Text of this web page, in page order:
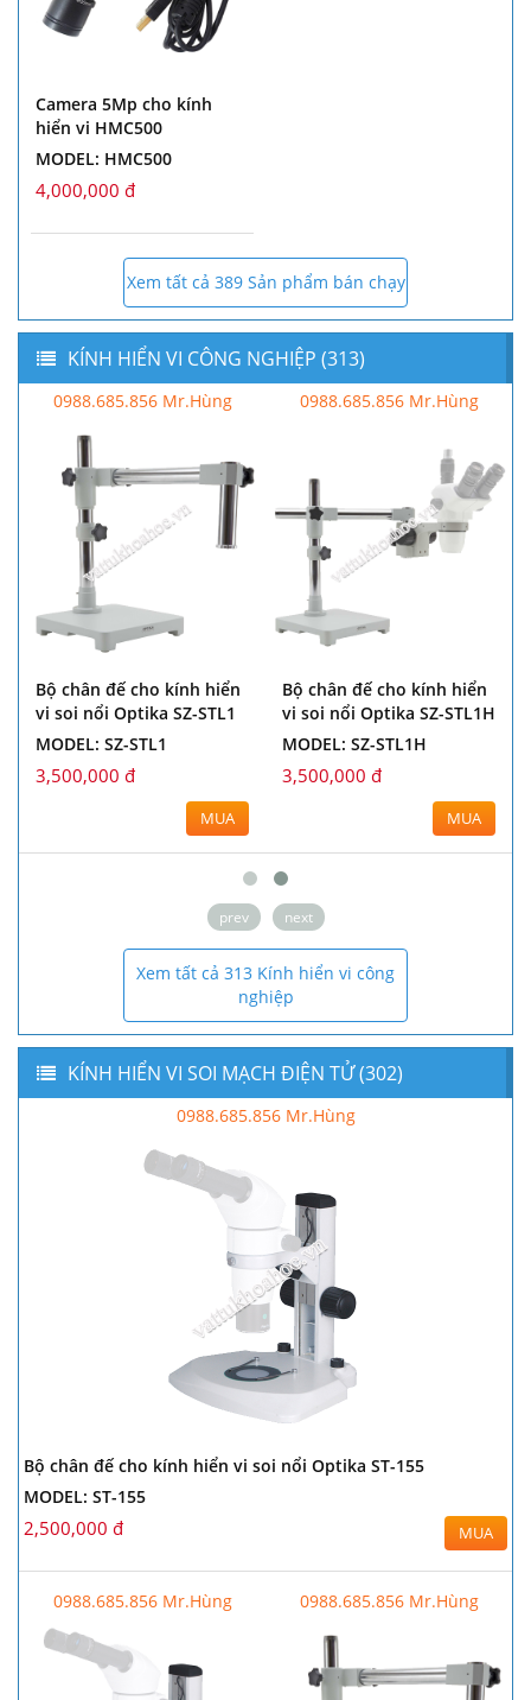
Camera 5Mp cho kính
hiển vi HMC500
MODEL: HMC500
4,000,000 đ
Xem tất cả 389 Sản phẩm bán chạy
KÍNH HIỂN VI CÔNG NGHIỆP (313)
0988.685.856 Mr.Hùng
Bộ chân đế cho kính hiển
vi soi nổi Optika SZ-STL1
MODEL: SZ-STL1
3,500,000 đ
MUA
0988.685.856 Mr.Hùng
Bộ chân đế cho kính hiển
vi soi nổi Optika SZ-STL1H
MODEL: SZ-STL1H
3,500,000 đ
MUA
prev next
Xem tất cả 313 Kính hiển vi công
nghiệp
KÍNH HIỂN VI SOI MẠCH ĐIỆN TỬ (302)
0988.685.856 Mr.Hùng
Bộ chân đế cho kính hiển vi soi nổi Optika ST-155
MODEL: ST-155
2,500,000 đ MUA
0988.685.856 Mr.Hùng 0988.685.856 Mr.Hùng